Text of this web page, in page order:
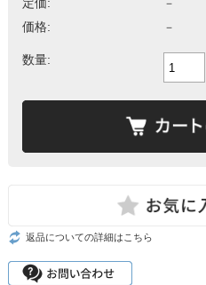
定価:
－
価格:
－
数量:
返品についての詳細はこちら